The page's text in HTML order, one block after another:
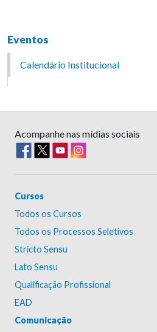
Eventos
Calendário Institucional
Acompanhe nas mídias sociais
Cursos
Todos os Cursos
Todos os Processos Seletivos
Stricto Sensu
Lato Sensu
Qualificação Profissional
EAD
Comunicação